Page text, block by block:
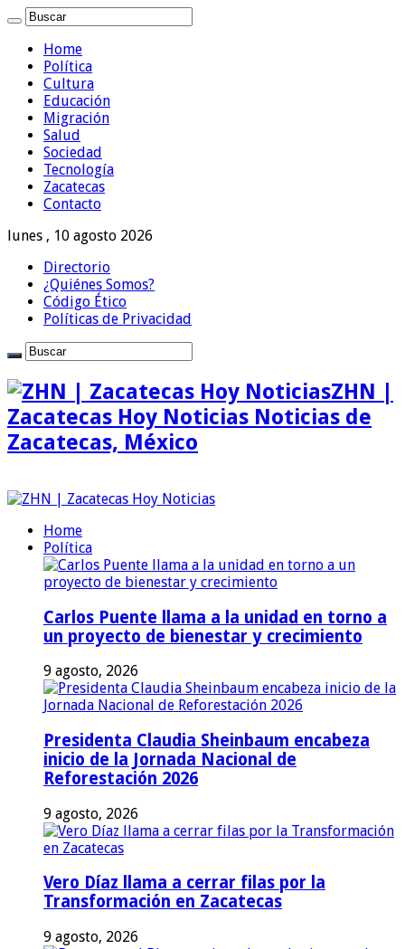
Home
Política
Cultura
Educación
Migración
Salud
Sociedad
Tecnología
Zacatecas
Contacto
lunes , 10 agosto 2026
Directorio
¿Quiénes Somos?
Código Ético
Políticas de Privacidad
ZHN |
Zacatecas Hoy Noticias Noticias de
Zacatecas, México
Home
Política
Carlos Puente llama a la unidad en torno a
un proyecto de bienestar y crecimiento
9 agosto, 2026
Presidenta Claudia Sheinbaum encabeza
inicio de la Jornada Nacional de
Reforestación 2026
9 agosto, 2026
Vero Díaz llama a cerrar filas por la
Transformación en Zacatecas
9 agosto, 2026